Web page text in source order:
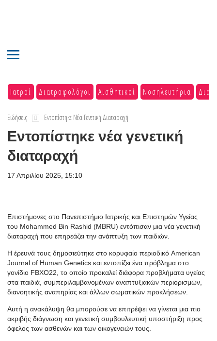
Ιατροί Διατροφολόγοι Αισθητικοί Νοσηλευτήρια
Ειδήσεις Εντοπίστηκε Νέα Γενετική Διαταραχή
Εντοπίστηκε νέα γενετική
διαταραχή
17 Απριλίου 2025, 15:10
Επιστήμονες στο Πανεπιστήμιο Ιατρικής και Επιστημών Υγείας
του Mohammed Bin Rashid (MBRU) εντόπισαν μια νέα γενετική
διαταραχή που επηρεάζει την ανάπτυξη των παιδιών.
H έρευνά τους δημοσιεύτηκε στο κορυφαίο περιοδικό American
Journal of Human Genetics και εντοπίζει ένα πρόβλημα στο
γονίδιο FBXO22, το οποίο προκαλεί διάφορα προβλήματα υγείας
στα παιδιά, συμπεριλαμβανομένων αναπτυξιακών περιορισμών,
διανοητικής αναπηρίας και άλλων σωματικών προκλήσεων.
Αυτή η ανακάλυψη θα μπορούσε να επιτρέψει να γίνεται μια πιο
ακριβής διάγνωση και γενετική συμβουλευτική υποστήριξη προς
όφελος των ασθενών και των οικογενειών τους.